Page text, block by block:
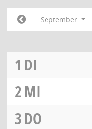
September
1 DI
2MI
3DO